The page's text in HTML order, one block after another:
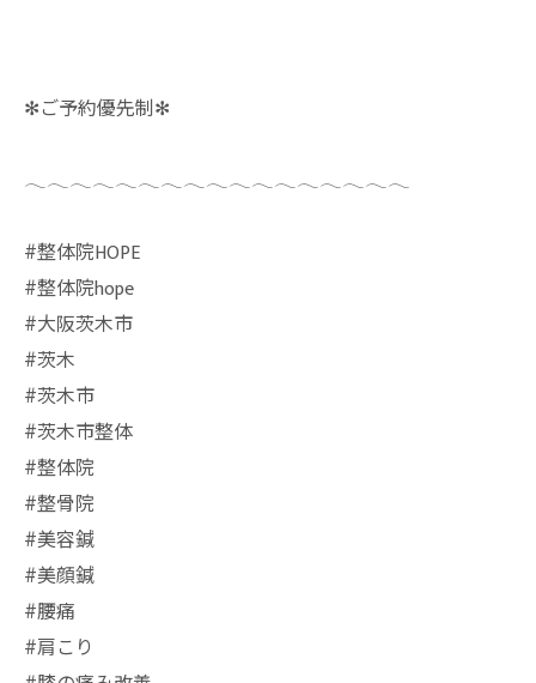
✻ご予約優先制✻
𓂃𓂃𓂃𓂃𓂃𓂃𓂃𓂃𓂃𓂃𓂃𓂃𓂃𓂃𓂃𓂃𓂃
#整体院HOPE
#整体院hope
#大阪茨木市
#茨木
#茨木市
#茨木市整体
#整体院
#整骨院
#美容鍼
#美顔鍼
#腰痛
#肩こり